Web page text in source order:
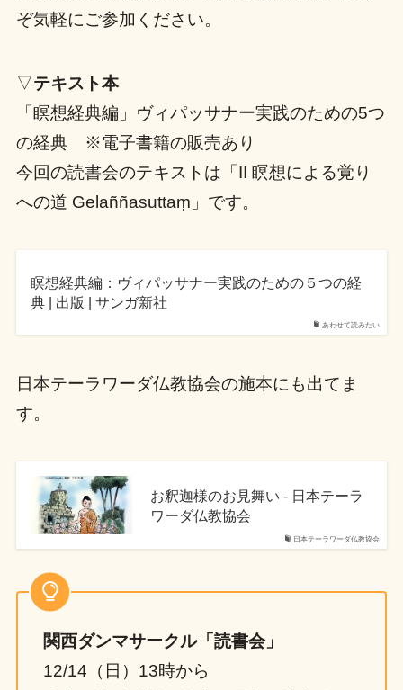
ぞ気軽にご参加ください。
▽テキスト本
「瞑想経典編」ヴィパッサナー実践のための5つ
の経典 ※電子書籍の販売あり
今回の読書会のテキストは「II 瞑想による覚り
への道 Gelaññasuttaṃ」です。
あわせて読みたい
瞑想経典編：ヴィパッサナー実践のための５つの経
典 | 出版 | サンガ新社
日本テーラワーダ仏教協会の施本にも出てま
す。
日本テーラワーダ仏教協会
お釈迦様のお見舞い - 日本テーラ
ワーダ仏教協会
関西ダンマサークル「読書会」
12/14（日）13時から